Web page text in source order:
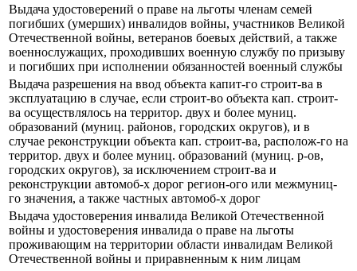
Выдача удостоверений о праве на льготы членам семей
погибших (умерших) инвалидов войны, участников Великой
Отечественной войны, ветеранов боевых действий, а также
военнослужащих, проходивших военную службу по призыву
и погибших при исполнении обязанностей военный службы
Выдача разрешения на ввод объекта капит-го строит-ва в
эксплуатацию в случае, если строит-во объекта кап. строит-
ва осуществлялось на территор. двух и более муниц.
образований (муниц. районов, городских округов), и в
случае реконструкции объекта кап. строит-ва, располож-го на
территор. двух и более муниц. образований (муниц. р-ов,
городских округов), за исключением строит-ва и
реконструкции автомоб-х дорог регион-ого или межмуниц-
го значения, а также частных автомоб-х дорог
Выдача удостоверения инвалида Великой Отечественной
войны и удостоверения инвалида о праве на льготы
проживающим на территории области инвалидам Великой
Отечественной войны и приравненным к ним лицам